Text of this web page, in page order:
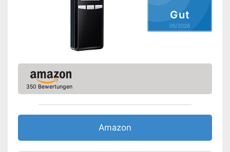
Gut
05/2026
350 Bewertungen
Amazon